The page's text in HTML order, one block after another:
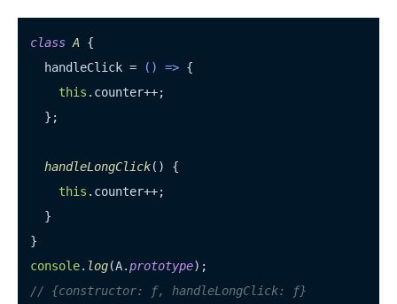
class A {
  handleClick =
() => {
this . counter++;
  };
handleLongClick( ) {
this . counter++;
  }
console. log(A.prototype
// {constructor: ƒ, handleLongClick: ƒ}